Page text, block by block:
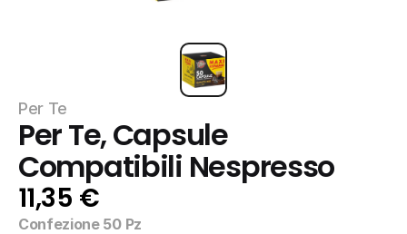
Per Te
Per Te, Capsule
Compatibili Nespresso
11,35 €
Confezione 50 Pz